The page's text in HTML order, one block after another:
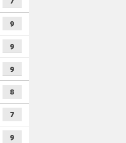
9
9
9
8
7
9